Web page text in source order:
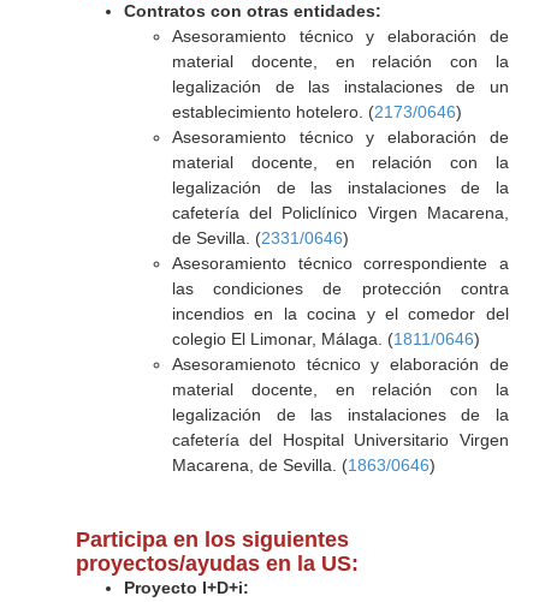
Contratos con otras entidades:
Asesoramiento técnico y elaboración de
material docente, en relación con la
legalización de las instalaciones de un
establecimiento hotelero. (2173/0646)
Asesoramiento técnico y elaboración de
material docente, en relación con la
legalización de las instalaciones de la
cafetería del Policlínico Virgen Macarena,
de Sevilla. (2331/0646)
Asesoramiento técnico correspondiente a
las condiciones de protección contra
incendios en la cocina y el comedor del
colegio El Limonar, Málaga. (1811/0646)
Asesoramienoto técnico y elaboración de
material docente, en relación con la
legalización de las instalaciones de la
cafetería del Hospital Universitario Virgen
Macarena, de Sevilla. (1863/0646)
Participa en los siguientes
proyectos/ayudas en la US:
Proyecto I+D+i: